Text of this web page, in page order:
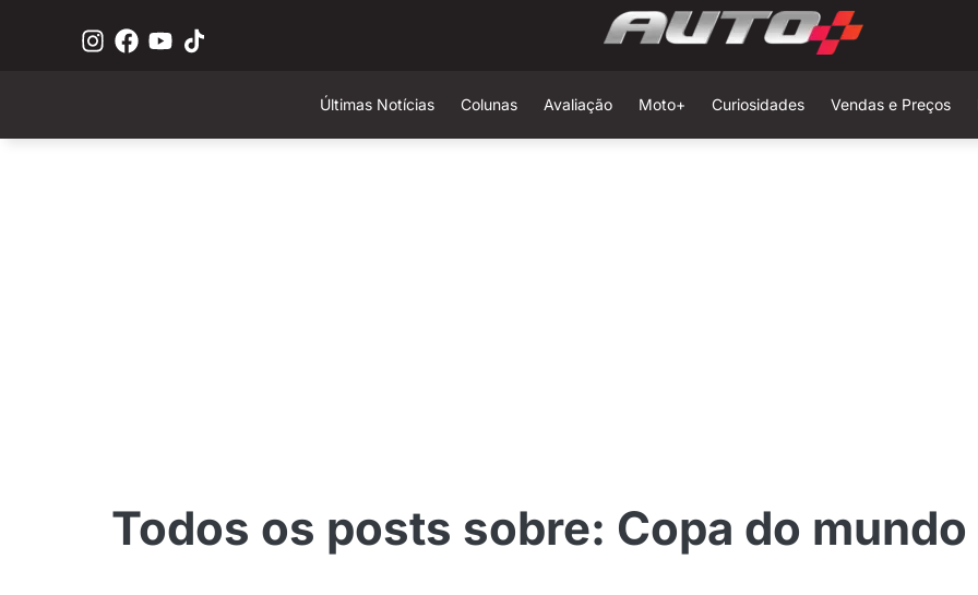
Últimas Notícias Colunas Avaliação Moto+ Curiosidades Vendas e Preços
Copa do mundo